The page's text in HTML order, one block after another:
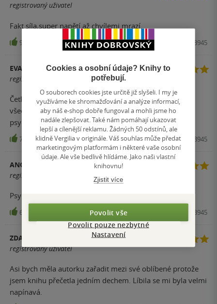
registrovaný uživatel
Fakt síla,super napětí až chvílemi mrazí.
98 Kniha, MOTTO, 2015, 9788026703945
EVA GAUBEOVÁ
registrovaný uživatel
Četla jsem všechny díly hezky postupně a musím říct,že
všechny jsou super,ale tahle to je pecka.Fakt
psycho.Nedoporučuji číst večer:-))
70 Kniha, MOTTO, 2015, 9788026703945
ANONYM
registrovaný uživatel
Psycho-detektivka. Napínavá až do samého konce.
68 Kniha, MOTTO, 2015, 9788026703945
ZDAZILEK
registrovaný uživatel
Asi bych měla autorku zařadit mezi své oblíbené protože
jsem knihu přečetla jedním dechem. Líbila se mi byla velmi
napínavá.
Cookies a osobní údaje? Knihy to
potřebují.
O souborech cookies jste určitě již slyšeli. I my je
využíváme ke shromažďování a analýze informací,
aby náš e-shop dobře fungoval a mohli jsme ho
nadále zlepšovat. Také nám pomáhají ukazovat
lepší a cílenější reklamu. Žádných 50 odstínů, ale
klidně Vergilia v originále. Váš souhlas může předat
marketingovým platformám i některé vaše osobní
údaje. Ale vše bedlivě hlídáme. Jako naši vlastní
knihovnu!
Zjistit více
Povolit vše
Povolit pouze nezbytné
Nastavení